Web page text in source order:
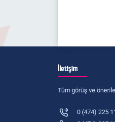
İletişim
Tüm görüş ve
0 (474) 225